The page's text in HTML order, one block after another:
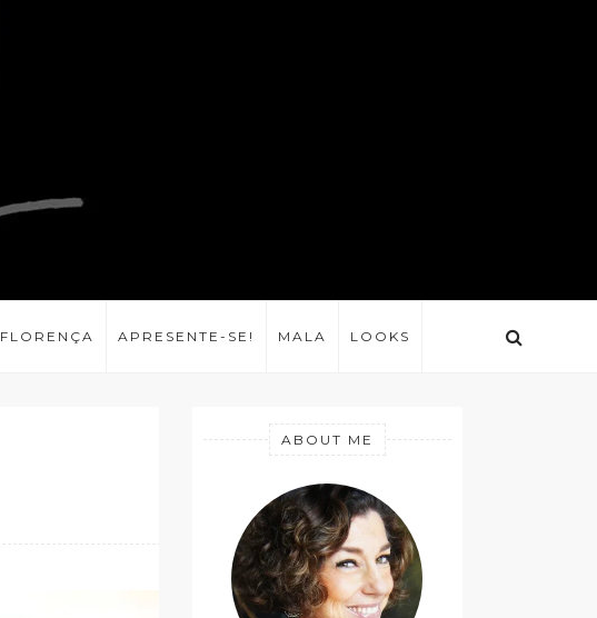
FLORENÇA APRESENTE-SE! MALA LOOKS
ABOUT ME